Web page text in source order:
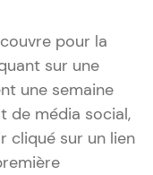
pour la
sur une
une semaine
de média social,
cliqué sur un lien